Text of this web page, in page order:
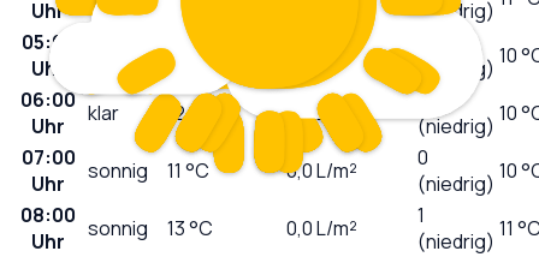
Uhr (niedrig)
05:00
Uhr
12 °C L/m²
(niedrig) 10
06:00
Uhr
klar 12°C 0,0L/m²
0
(niedrig) 10
07:00
Uhr
sonnig 11 °C 0,0L/m²
0
(niedrig) 10
08:00
Uhr
sonnig 13°C 0,0L/m²
1
(niedrig) 11